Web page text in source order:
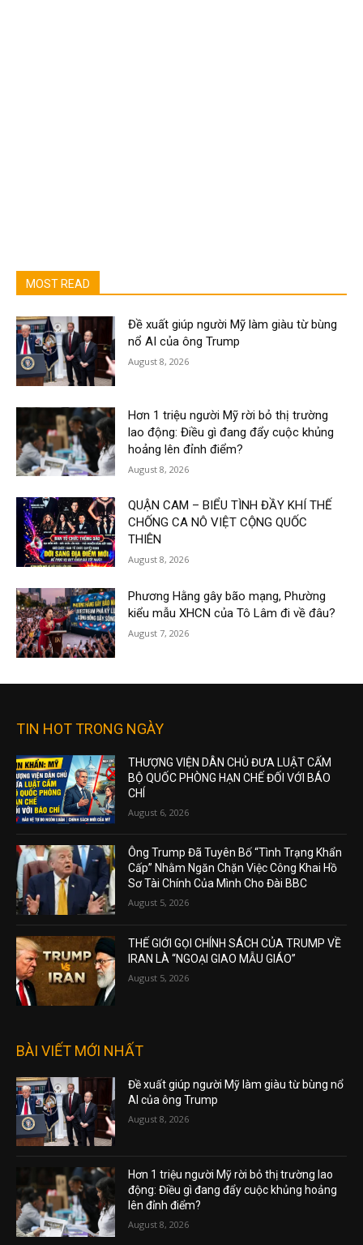
MOST READ
Đề xuất giúp người Mỹ làm giàu từ bùng
nổ AI của ông Trump
August 8, 2026
Hơn 1 triệu người Mỹ rời bỏ thị trường
lao động: Điều gì đang đẩy cuộc khủng
hoảng lên đỉnh điểm?
August 8, 2026
QUẬN CAM – BIỂU TÌNH ĐẦY KHÍ THẾ
CHỐNG CA NÔ VIỆT CỘNG QUỐC
THIÊN
August 8, 2026
Phương Hằng gây bão mạng, Phường
kiểu mẫu XHCN của Tô Lâm đi về đâu?
August 7, 2026
TIN HOT TRONG NGÀY
THƯỢNG VIỆN DÂN CHỦ ĐƯA LUẬT CẤM
BỘ QUỐC PHÒNG HẠN CHẾ ĐỐI VỚI BÁO
CHÍ
August 6, 2026
Ông Trump Đã Tuyên Bố “Tình Trạng Khẩn
Cấp” Nhằm Ngăn Chặn Việc Công Khai Hồ
Sơ Tài Chính Của Mình Cho Đài BBC
August 5, 2026
THẾ GIỚI GỌI CHÍNH SÁCH CỦA TRUMP VỀ
IRAN LÀ “NGOẠI GIAO MẪU GIÁO”
August 5, 2026
BÀI VIẾT MỚI NHẤT
Đề xuất giúp người Mỹ làm giàu từ bùng nổ
AI của ông Trump
August 8, 2026
Hơn 1 triệu người Mỹ rời bỏ thị trường lao
động: Điều gì đang đẩy cuộc khủng hoảng
lên đỉnh điểm?
August 8, 2026